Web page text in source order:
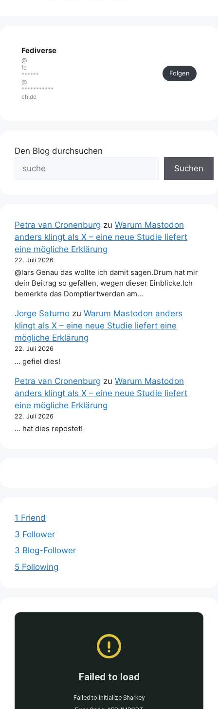
Fediverse
@
fe
******
@
***********
ch.de
Folgen
Den Blog durchsuchen
Suchen
Petra van Cronenburg zu Warum Mastodon
anders klingt als X – eine neue Studie liefert
eine mögliche Erklärung
22. Juli 2026
@lars Genau das wollte ich damit sagen.Drum hat mir
dein Beitrag so gefallen, wegen dieser Einblicke.Ich
bemerkte das Domptiertwerden am…
Jorge Saturno zu Warum Mastodon anders
klingt als X – eine neue Studie liefert eine
mögliche Erklärung
22. Juli 2026
… gefiel dies!
Petra van Cronenburg zu Warum Mastodon
anders klingt als X – eine neue Studie liefert
eine mögliche Erklärung
22. Juli 2026
… hat dies repostet!
1 Friend
3 Follower
3 Blog-Follower
5 Following